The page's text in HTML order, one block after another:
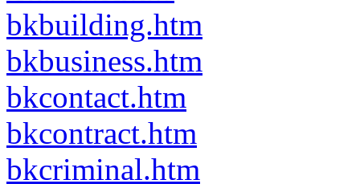
bkbuilding.htm
bkbusiness.htm
bkcontact.htm
bkcontract.htm
bkcriminal.htm